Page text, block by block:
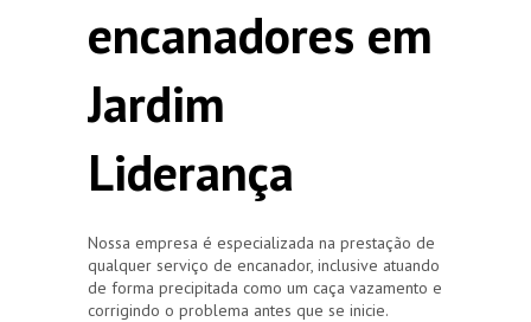
encanadores em
Jardim
Liderança
Nossa empresa é especializada na prestação de
qualquer serviço de encanador, inclusive atuando
de forma precipitada como um caça vazamento e
corrigindo o problema antes que se inicie.